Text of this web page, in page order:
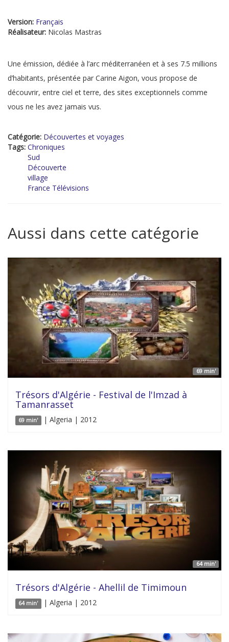
Version: Français
Réalisateur: Nicolas Mastras
Une émission, dédiée à l’arc méditerranéen et à ses 7.5 millions
d’habitants, présentée par Carine Aigon, vous propose de
découvrir, entre ciel et terre, des sites exceptionnels comme
vous ne les avez jamais vus.
Catégorie: Découvertes et voyages
Tags: Chroniques
Sud
Découverte
village
France Télévisions
Aussi dans cette catégorie
69 min'
Trésors d'Algérie - Festival de l'Imzad à
Tamanrasset
69 min' | Algeria | 2012
64 min'
Trésors d'Algérie - Ahellil de Timimoun
64 min' | Algeria | 2012